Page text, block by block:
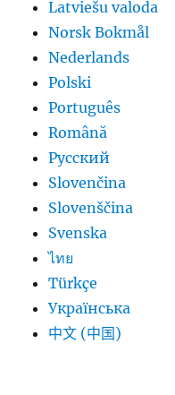
Latviešu valoda
Norsk Bokmål
Nederlands
Polski
Português
Română
Русский
Slovenčina
Slovenščina
Svenska
ไทย
Türkçe
Українська
中文 (中国)